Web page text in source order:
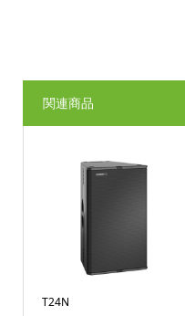
関連商品
T24N